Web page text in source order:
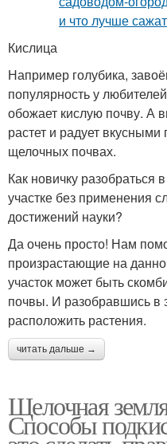
Кислица
Например голубика,
популярность у
обожает кислую почву. А
растет и радует
щелочных почвах.
Как новичку разобраться
участке без применения
достижений науки?
Да очень просто! Нам
произрастающие на
участок может быть
почвы. И разобравшись в
расположить растения.
читать дальше →
Щелочная
Способы